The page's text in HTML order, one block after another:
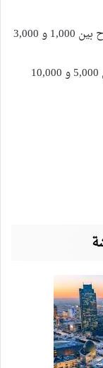
تتراوح بين 1,000 و 3,000
تتراوح بين 5,000 و 10,000